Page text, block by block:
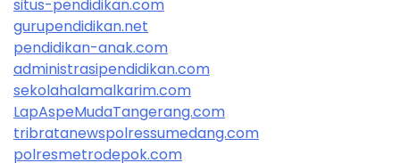
situs-pendidikan.com
gurupendidikan.net
pendidikan-anak.com
administrasipendidikan.com
sekolahalamalkarim.com
LapAspeMudaTangerang.com
tribratanewspolressumedang.com
polresmetrodepok.com